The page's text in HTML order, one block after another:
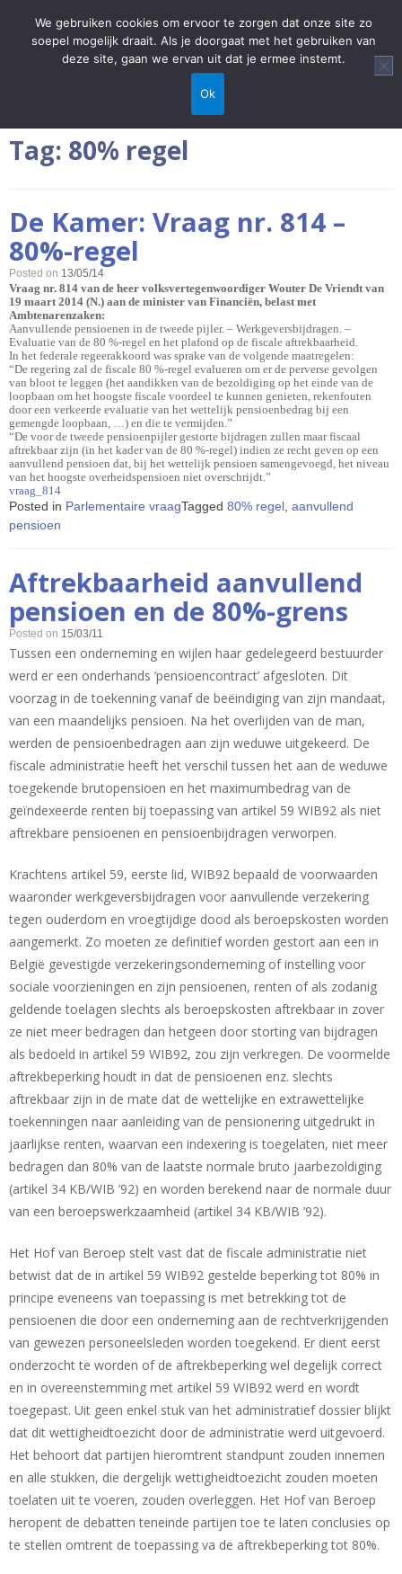
Tag: 80% regel
De Kamer: Vraag nr. 814 –
80%-regel
Posted on 13/05/14
Vraag nr. 814 van de heer volksvertegenwoordiger Wouter De Vriendt van
19 maart 2014 (N.) aan de minister van Financiën, belast met
Ambtenarenzaken:
Aanvullende pensioenen in de tweede pijler. – Werkgeversbijdragen. –
Evaluatie van de 80 %-regel en het plafond op de fiscale aftrekbaarheid.
In het federale regeerakkoord was sprake van de volgende maatregelen:
“De regering zal de fiscale 80 %-regel evalueren om er de perverse gevolgen
van bloot te leggen (het aandikken van de bezoldiging op het einde van de
loopbaan om het hoogste fiscale voordeel te kunnen genieten, rekenfouten
door een verkeerde evaluatie van het wettelijk pensioenbedrag bij een
gemengde loopbaan, …) en die te vermijden.”
“De voor de tweede pensioenpijler gestorte bijdragen zullen maar fiscaal
aftrekbaar zijn (in het kader van de 80 %-regel) indien ze recht geven op een
aanvullend pensioen dat, bij het wettelijk pensioen samengevoegd, het niveau
van het hoogste overheidspensioen niet overschrijdt.”
vraag_814
Posted in Parlementaire vraagTagged 80% regel aanvullend
pensioen
Aftrekbaarheid aanvullend
pensioen en de 80%-grens
Posted on 15/03/11
Tussen een onderneming en wijlen haar gedelegeerd bestuurder
werd er een onderhands ‘pensioencontract’ afgesloten. Dit
voorzag in de toekenning vanaf de beëindiging van zijn mandaat,
van een maandelijks pensioen. Na het overlijden van de man,
werden de pensioenbedragen aan zijn weduwe uitgekeerd. De
fiscale administratie heeft het verschil tussen het aan de weduwe
toegekende brutopensioen en het maximumbedrag van de
geïndexeerde renten bij toepassing van artikel 59 WIB92 als niet
aftrekbare pensioenen en pensioenbijdragen verworpen.
Krachtens artikel 59, eerste lid, WIB92 bepaald de voorwaarden
waaronder werkgeversbijdragen voor aanvullende verzekering
tegen ouderdom en vroegtijdige dood als beroepskosten worden
aangemerkt. Zo moeten ze definitief worden gestort aan een in
België gevestigde verzekeringsonderneming of instelling voor
sociale voorzieningen en zijn pensioenen, renten of als zodanig
geldende toelagen slechts als beroepskosten aftrekbaar in zover
ze niet meer bedragen dan hetgeen door storting van bijdragen
als bedoeld in artikel 59 WIB92, zou zijn verkregen. De voormelde
aftrekbeperking houdt in dat de pensioenen enz. slechts
aftrekbaar zijn in de mate dat de wettelijke en extrawettelijke
toekenningen naar aanleiding van de pensionering uitgedrukt in
jaarlijkse renten, waarvan een indexering is toegelaten, niet meer
bedragen dan 80% van de laatste normale bruto jaarbezoldiging
(artikel 34 KB/WIB ’92) en worden berekend naar de normale duur
van een beroepswerkzaamheid (artikel 34 KB/WIB ’92).
Het Hof van Beroep stelt vast dat de fiscale administratie niet
betwist dat de in artikel 59 WIB92 gestelde beperking tot 80% in
principe eveneens van toepassing is met betrekking tot de
pensioenen die door een onderneming aan de rechtverkrijgenden
van gewezen personeelsleden worden toegekend. Er dient eerst
onderzocht te worden of de aftrekbeperking wel degelijk correct
en in overeenstemming met artikel 59 WIB92 werd en wordt
toegepast. Uit geen enkel stuk van het administratief dossier blijkt
dat dit wettigheidtoezicht door de administratie werd uitgevoerd.
Het behoort dat partijen hieromtrent standpunt zouden innemen
en alle stukken, die dergelijk wettigheidtoezicht zouden moeten
toelaten uit te voeren, zouden overleggen. Het Hof van Beroep
heropent de debatten teneinde partijen toe te laten conclusies op
te stellen omtrent de toepassing va de aftrekbeperking tot 80%.
We gebruiken cookies om ervoor te zorgen dat onze site zo
soepel mogelijk draait. Als je doorgaat met het gebruiken van
deze site, gaan we ervan uit dat je ermee instemt.
Ok